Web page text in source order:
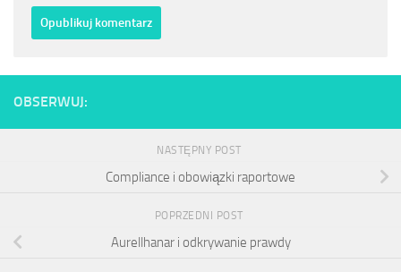
OBSERWUJ:
NASTĘPNY POST
Compliance i obowiązki raportowe
POPRZEDNI POST
Aurellhanar i odkrywanie prawdy